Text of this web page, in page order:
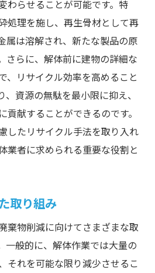
わらせることが可能です。特
処理を施し、再生骨材として再
属は溶解され、新たな製品の原
さらに、解体前に建物の詳細な
、リサイクル効率を高めること
、資源の無駄を最小限に抑え、
貢献することができるのです。
したリサイクル手法を取り入れ
業者に求められる重要な役割と
取り組み
棄物削減に向けてさまざまな取
一般的に、解体作業では大量の
それを可能な限り減少させるこ